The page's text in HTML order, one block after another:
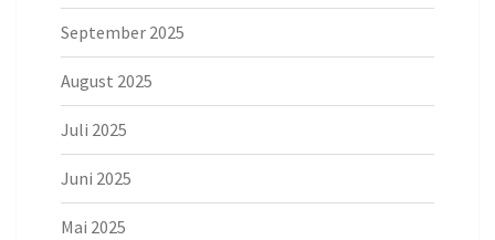
September 2025
August 2025
Juli 2025
Juni 2025
Mai 2025